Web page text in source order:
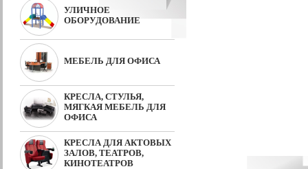
УЛИЧНОЕ
ОБОРУДОВАНИЕ
МЕБЕЛЬ ДЛЯ ОФИСА
КРЕСЛА, СТУЛЬЯ,
МЯГКАЯ МЕБЕЛЬ ДЛЯ
ОФИСА
КРЕСЛА ДЛЯ АКТОВЫХ
ЗАЛОВ, ТЕАТРОВ,
КИНОТЕАТРОВ